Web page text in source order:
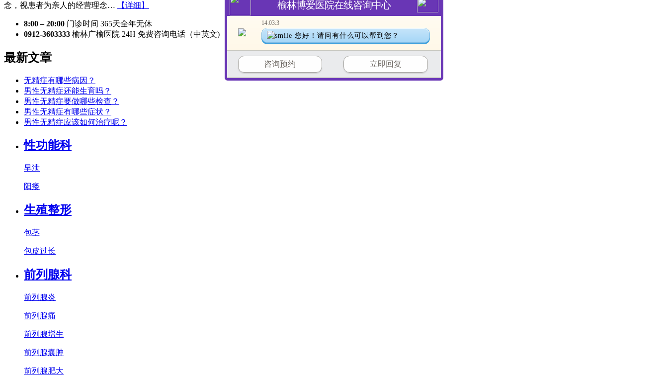
念，视患者为亲人的经营理念…
【详细】
8:00 – 20:00 门诊时间 365天全年无休
0912-3603333 榆林广榆医院 24H 免费咨询电话（中英文)
最新文章
无精症有哪些病因？​
男性无精症还能生育吗？​
男性无精症要做哪些检查？​
男性无精症有哪些症状？​
男性无精症应该如何治疗呢？
性功能科
早泄
阳痿
生殖整形
包茎
包皮过长
前列腺科
前列腺炎
前列腺痛
前列腺增生
前列腺囊肿
前列腺肥大
您好！请问有什么可以帮到您？
14:06:6
请讲！
咨询预约 立即回复